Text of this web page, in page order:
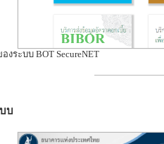
งระบบ BOT SecureNET
บ